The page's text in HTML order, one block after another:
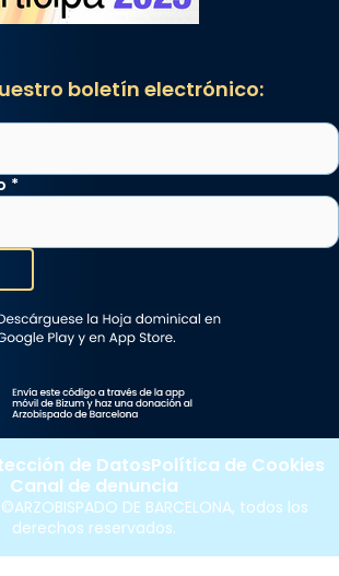
boletín electrónico:
*
DE BARCELONA, todos los
derechos reservados.
de DatosPolítica de Cookies
Canal de denuncia